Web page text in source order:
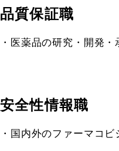
品質保証職
医薬品の研究・開発
安全性情報職
国内外のファーマコ